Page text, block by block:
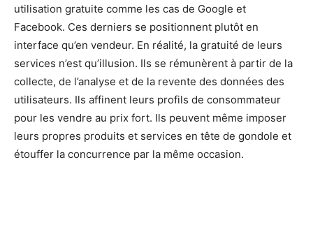
utilisation gratuite comme les cas de Google et
Facebook. Ces derniers se positionnent plutôt en
interface qu’en vendeur. En réalité, la gratuité de leurs
services n’est qu’illusion. Ils se rémunèrent à partir de la
collecte, de l’analyse et de la revente des données des
utilisateurs. Ils affinent leurs profils de consommateur
pour les vendre au prix fort. Ils peuvent même imposer
leurs propres produits et services en tête de gondole et
étouffer la concurrence par la même occasion.